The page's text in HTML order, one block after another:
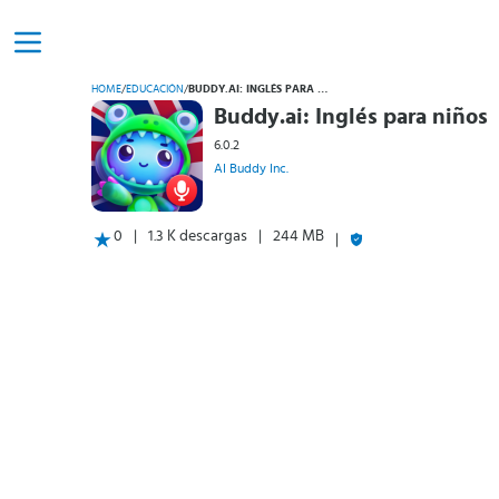
HOME/EDUCACIÓN/ BUDDY.AI: INGLÉS PARA NIÑOS
Buddy.ai: Inglés para niños
6.0.2
AI Buddy Inc.
0 1.3 K descargas 244 MB